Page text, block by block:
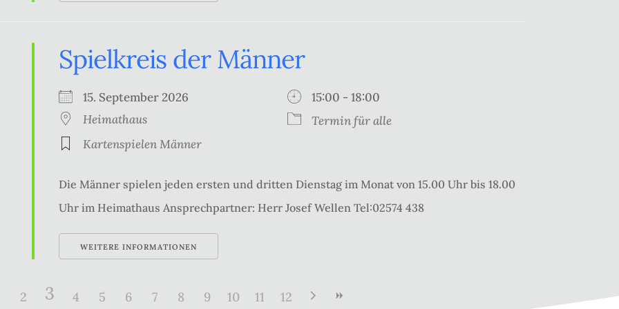
Spielkreis der Männer
15. September 2026
15:00 - 18:00
Heimathaus
Termin für alle
Kartenspielen Männer
Die Männer spielen jeden ersten und dritten Dienstag im Monat von 15.00 Uhr bis 18.00
Uhr im Heimathaus Ansprechpartner: Herr Josef Wellen Tel:02574 438
WEITERE INFORMATIONEN
2 3 4 5 6 7 8 9 10 11 12